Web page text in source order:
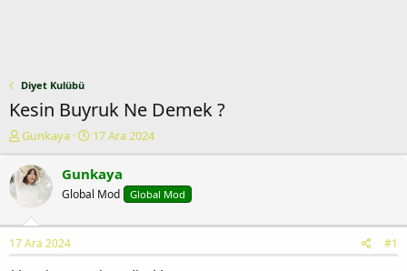
Diyet Kulübü
Kesin Buyruk Ne Demek ?
K
n
u
b
a
Gunkaya
B
ş
l
a
g
17 Ara 2024
Gunkaya
Global Mod Global Mod
17 Ara 2024 #1